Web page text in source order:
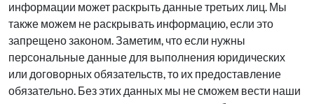
информации может раскрыть данные третьих лиц. Мы
также можем не раскрывать информацию, если это
запрещено законом. Заметим, что если нужны
персональные данные для выполнения юридических
или договорных обязательств, то их предоставление
обязательно. Без этих данных мы не сможем вести наши